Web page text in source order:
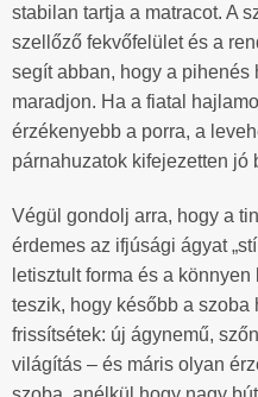
stabilan tartja a matracot. A
szellőző fekvőfelület és a
segít abban, hogy a
maradjon. Ha a fiatal
érzékenyebb a porra, a
párnahuzatok kifejezetten jó
Végül gondolj arra, hogy a
érdemes az ifjúsági ágyat
letisztult forma és a
teszik, hogy később a szoba
frissítsétek: új ágynemű,
világítás – és máris olyan